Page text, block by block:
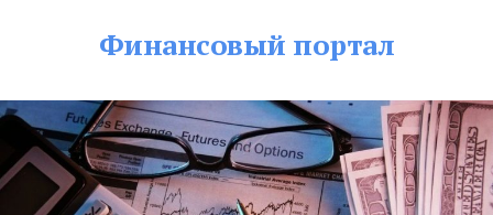
Финансовый портал